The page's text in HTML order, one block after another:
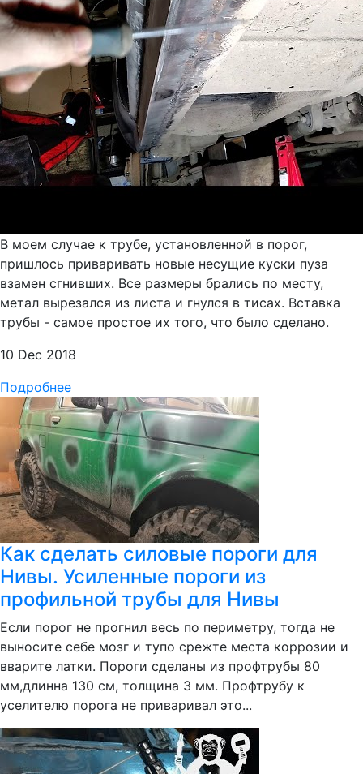
В моем случае к трубе, установленной в порог,
пришлось приваривать новые несущие куски пуза
взамен сгнивших. Все размеры брались по месту,
метал вырезался из листа и гнулся в тисах. Вставка
трубы - самое простое их того, что было сделано.
10 Dec 2018
Подробнее
Как сделать силовые пороги для
Нивы. Усиленные пороги из
профильной трубы для Нивы
Если порог не прогнил весь по периметру, тогда не
выносите себе мозг и тупо срежте места коррозии и
вварите латки. Пороги сделаны из профтрубы 80
мм,длинна 130 см, толщина 3 мм. Профтрубу к
уселителю порога не приваривал это...